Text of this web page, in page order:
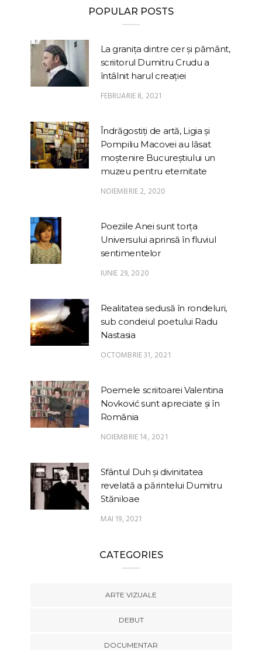
POPULAR POSTS
La granița dintre cer și pământ,
scriitorul Dumitru Crudu a
întâlnit harul creației
FEBRUARIE 8, 2021
Îndrăgostiți de artă, Ligia și
Pompiliu Macovei au lăsat
moștenire Bucureștiului un
muzeu pentru eternitate
NOIEMBRIE 2, 2020
Poeziile Anei sunt torța
Universului aprinsă în fluviul
sentimentelor
IUNIE 29, 2020
Realitatea sedusă în rondeluri,
sub condeiul poetului Radu
Nastasia
OCTOMBRIE 31, 2021
Poemele scriitoarei Valentina
Novković sunt apreciate și în
România
NOIEMBRIE 14, 2021
Sfântul Duh și divinitatea
revelată a părintelui Dumitru
Stăniloae
MAI 19, 2021
CATEGORIES
ARTE VIZUALE
DEBUT
DOCUMENTAR